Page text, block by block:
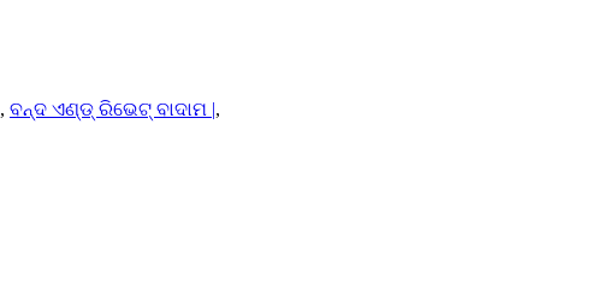
, ବନ୍ଦ ଏଣ୍ଡ୍ ରିଭେଟ୍ ବାଦାମ |,